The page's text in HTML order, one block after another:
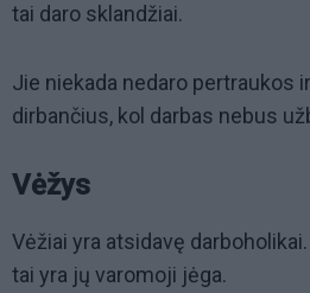
tai daro sklandžiai.
Jie niekada nedaro pertraukos
dirbančius, kol darbas nebus
Vėžys
Vėžiai yra atsidavę
tai yra jų varomoji jėga.